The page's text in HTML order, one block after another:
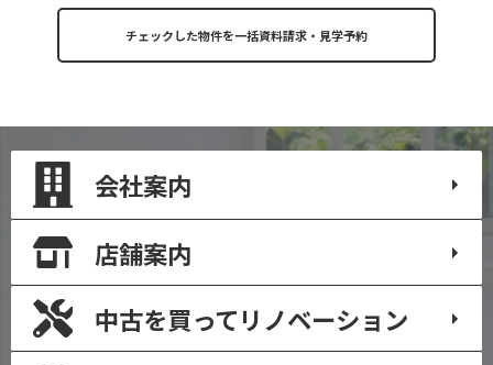
会社案内
店舗案内
中古を買ってリノベーション